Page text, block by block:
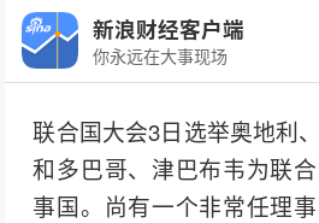
新浪财经客户端
你永远在大事现场
联合国大会3日选举奥地利
和多巴哥、津巴布韦为联
事国。尚有一个非常任理